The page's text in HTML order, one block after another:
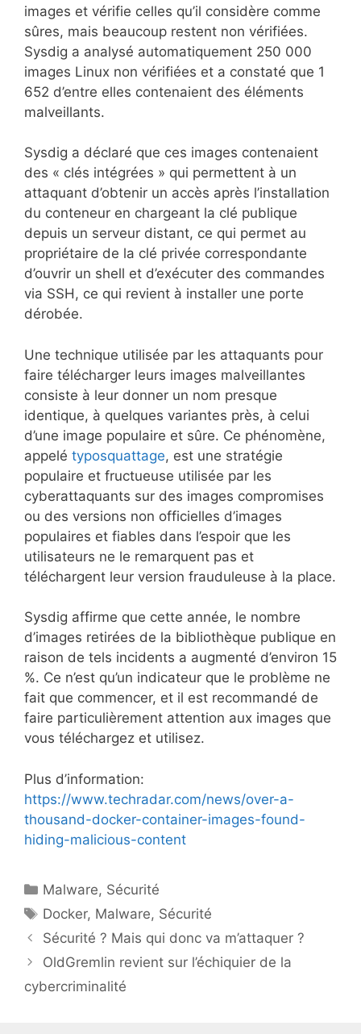
images et vérifie celles qu’il considère comme
sûres, mais beaucoup restent non vérifiées.
Sysdig a analysé automatiquement 250 000
images Linux non vérifiées et a constaté que 1
652 d’entre elles contenaient des éléments
malveillants.
Sysdig a déclaré que ces images contenaient
des « clés intégrées » qui permettent à un
attaquant d’obtenir un accès après l’installation
du conteneur en chargeant la clé publique
depuis un serveur distant, ce qui permet au
propriétaire de la clé privée correspondante
d’ouvrir un shell et d’exécuter des commandes
via SSH, ce qui revient à installer une porte
dérobée.
Une technique utilisée par les attaquants pour
faire télécharger leurs images malveillantes
consiste à leur donner un nom presque
identique, à quelques variantes près, à celui
d’une image populaire et sûre. Ce phénomène,
appelé typosquattage, est une stratégie
populaire et fructueuse utilisée par les
cyberattaquants sur des images compromises
ou des versions non officielles d’images
populaires et fiables dans l’espoir que les
utilisateurs ne le remarquent pas et
téléchargent leur version frauduleuse à la place.
Sysdig affirme que cette année, le nombre
d’images retirées de la bibliothèque publique en
raison de tels incidents a augmenté d’environ 15
%. Ce n’est qu’un indicateur que le problème ne
fait que commencer, et il est recommandé de
faire particulièrement attention aux images que
vous téléchargez et utilisez.
Plus d’information:
https://www.techradar.com/news/over-a-
thousand-docker-container-images-found-
hiding-malicious-content
Catégories
Malware, Sécurité
Étiquettes
Docker, Malware, Sécurité
Sécurité ? Mais qui donc va m’attaquer ?
OldGremlin revient sur l’échiquier de la
cybercriminalité